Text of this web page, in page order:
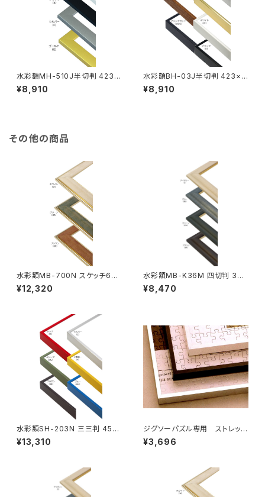
水彩額MH-510J半切判 423×
545ミリ
¥8,910
水彩額BH-03J半切判 423×5
45ミリ
¥8,910
その他の商品
水彩額MB-700N スケッチ6F
458×550ミリ
¥12,320
水彩額MB-K36M 四切判 347
×423ミリ
¥8,470
水彩額SH-203N 三三判 454
×605ミリ
¥13,310
ジグソーパズル専用 ストレッチ
ライン 615×615ミリ （12ボ)
¥3,696